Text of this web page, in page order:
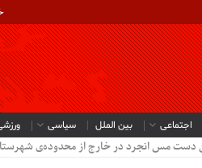
اجتماعی بین الملل سیاسی
دست مس انجرد در خارج از محدوده‌ی